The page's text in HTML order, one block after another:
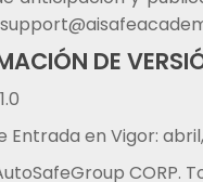
DE
Entrada en Vigor:
CORP.